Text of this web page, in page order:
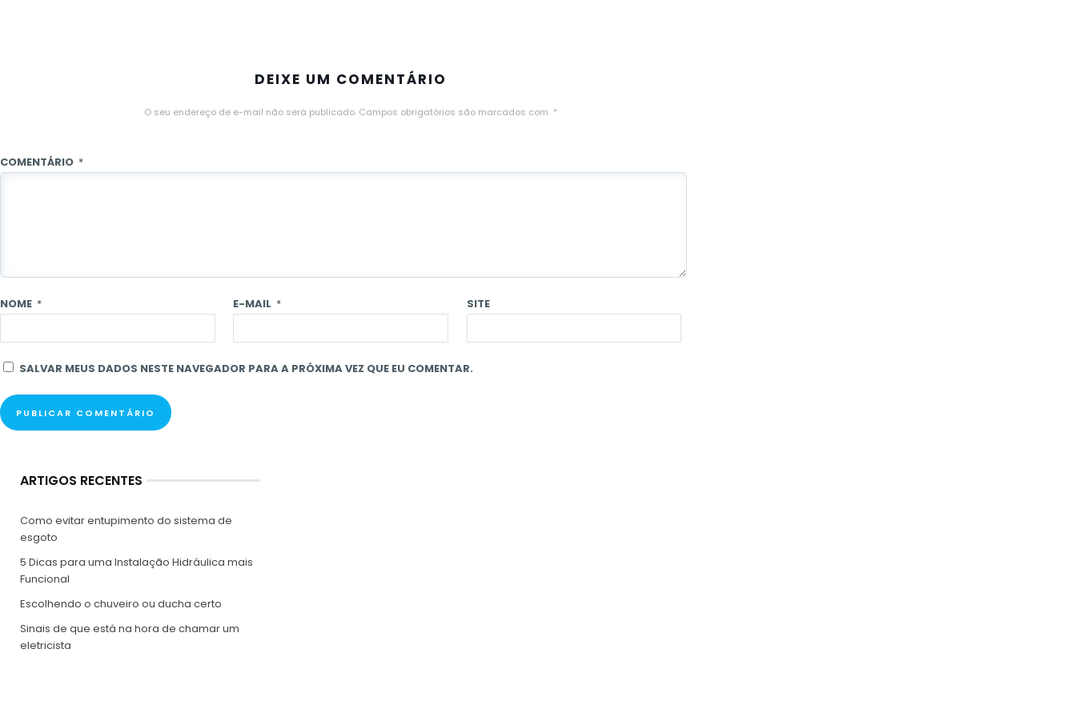
DEIXE UM COMENTÁRIO
O seu endereço de e-mail não será publicado. Campos obrigatórios são marcados com *
COMENTÁRIO *
NOME * E-MAIL * SITE
SALVAR MEUS DADOS NESTE NAVEGADOR PARA A PRÓXIMA VEZ QUE EU COMENTAR.
ARTIGOS RECENTES
Como evitar entupimento do sistema de
esgoto
5 Dicas para uma Instalação Hidráulica mais
Funcional
Escolhendo o chuveiro ou ducha certo
Sinais de que está na hora de chamar um
eletricista